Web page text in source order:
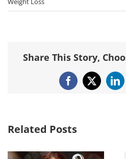
Share This Story,
Facebook
X
Related Posts